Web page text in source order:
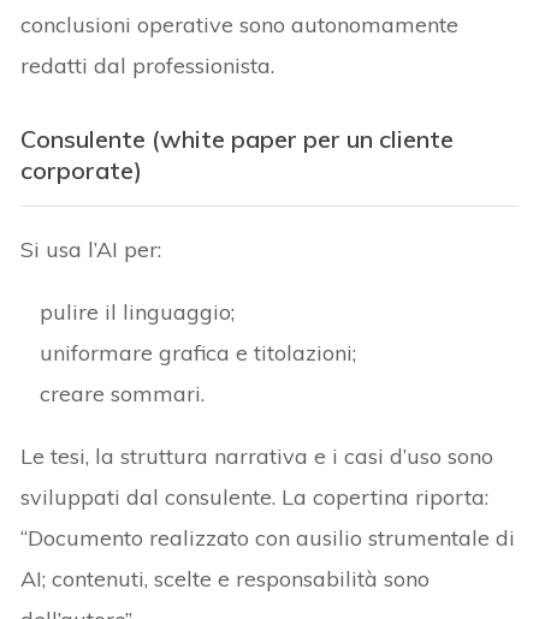
conclusioni operative sono autonomamente
redatti dal professionista.
Consulente (white paper per un cliente
corporate)
Si usa l’AI per:
pulire il linguaggio;
uniformare grafica e titolazioni;
creare sommari.
Le tesi, la struttura narrativa e i casi d’uso sono
sviluppati dal consulente. La copertina riporta:
“Documento realizzato con ausilio strumentale di
AI; contenuti, scelte e responsabilità sono